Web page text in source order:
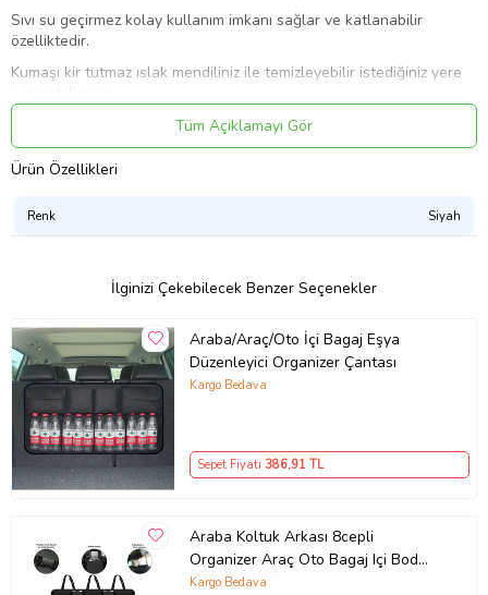
Sıvı su geçirmez kolay kullanım imkanı sağlar ve katlanabilir
özelliktedir.
Kumaşı kir tutmaz ıslak mendiliniz ile temizleyebilir istediğiniz yere
Ürünün kapaklı cepleri cırtlı olup arka kısmında bagaja sabitlemek
için de cırt bulunmaktadır.
Araba Oto Araç içi Bagaj Düzenleyici Organizer
Yıkanabilir Kumaş
Sıvı Su Geçirmez Malzeme
Katlanabilir Özellik
Arka Taraf Sabitlenmesi için Cırt bulunmaktadır
Ürün Kodu:kcm51805797
Tüm Açıklamayı Gör
Ürün Özellikleri
Renk Siyah
İlginizi Çekebilecek Benzer Seçenekler
Araba/Araç/Oto İçi Bagaj Eşya
Düzenleyici Organizer Çantası
Kargo Bedava
Sepet Fiyatı 386,91 TL
Araba Koltuk Arkası 8cepli
Organizer Araç Oto Bagaj Içi Bod
Düzenleyici (Siyah)
Kargo Bedava